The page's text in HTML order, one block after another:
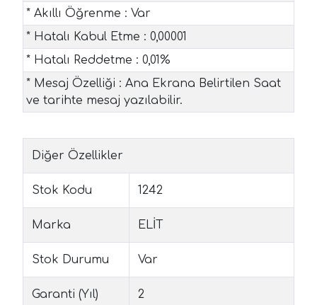
* Akıllı Öğrenme : Var
* Hatalı Kabul Etme : 0,00001
* Hatalı Reddetme : 0,01%
* Mesaj Özelliği : Ana Ekrana Belirtilen Saat
ve tarihte mesaj yazılabilir.
Diğer Özellikler
Stok Kodu 1242
Marka ELİT
Stok Durumu Var
Garanti (Yıl) 2